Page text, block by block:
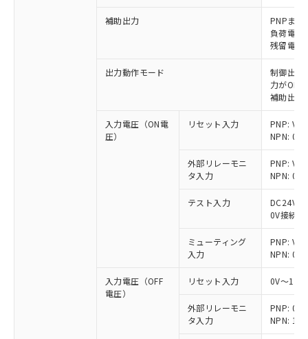
補助出力
PNPまた
負荷電流
残留電圧
出力動作モード
制御出力
力がON)
補助出力
入力電圧（ON電
圧）
リセット入力
PNP: Vs-
NPN: 0
外部リレーモニ
タ入力
PNP: Vs-
NPN: 0
テスト入力
DC24V
0V接続
ミューティング
入力
PNP: Vs-
NPN: 0
入力電圧（OFF
電圧）
リセット入力 0V～1/
外部リレーモニ
タ入力
PNP: 0V
NPN: 1/